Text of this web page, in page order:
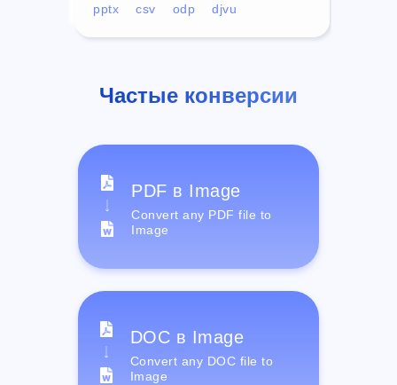
pptx
csv odp djvu
Частые конверсии
PDF в Image
Convert any PDF file to
Image
DOC в Image
Convert any DOC file to
Image